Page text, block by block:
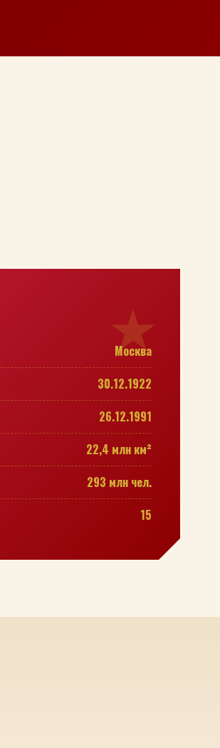
Москва
30.12.1922
26.12.1991
22,4 млн км²
293 млн чел.
15